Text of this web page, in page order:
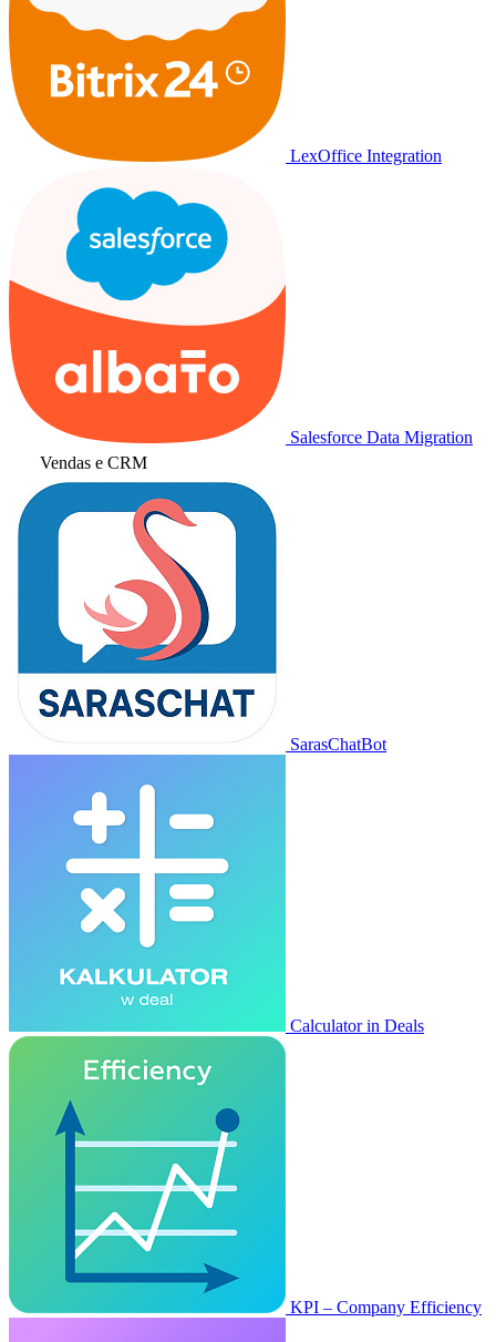
LexOffice Integration
Salesforce Data Migration
Vendas e CRM
SarasChatBot
Calculator in Deals
KPI – Company Efficiency